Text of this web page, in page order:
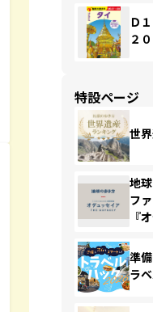
Ｄ
２
特設ページ
世
地
フ
『
準
ラ